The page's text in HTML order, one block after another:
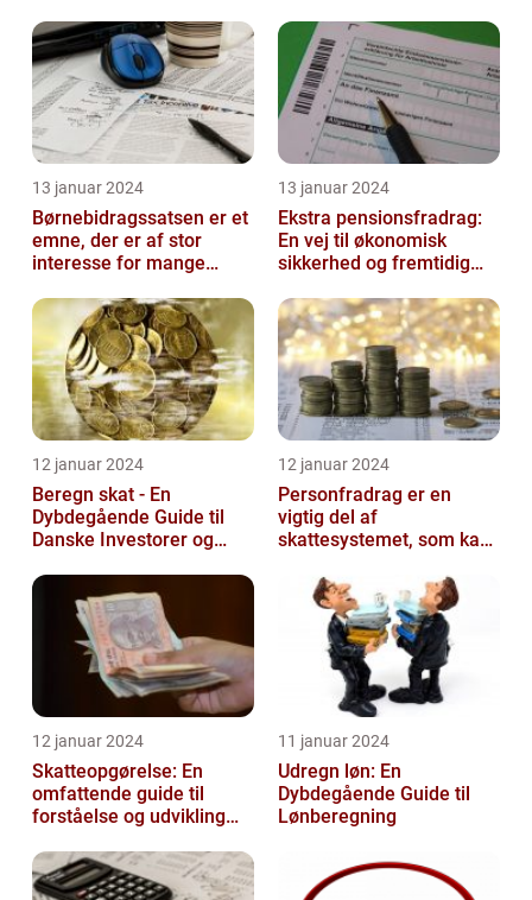
13 januar 2024
Børnebidragssatsen er et
emne, der er af stor
interesse for mange
13 januar 2024
Ekstra pensionsfradrag:
En vej til økonomisk
sikkerhed og fremtidig
12 januar 2024
Beregn skat - En
Dybdegående Guide til
Danske Investorer og
12 januar 2024
Personfradrag er en
vigtig del af
skattesystemet, som kan
den enkelte person...
12 januar 2024
Skatteopgørelse: En
omfattende guide til
forståelse og udvikling
11 januar 2024
Udregn løn: En
Dybdegående Guide til
Lønberegning